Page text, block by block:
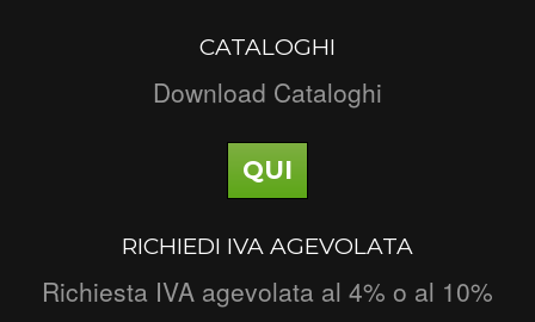
CATALOGHI
Download Cataloghi
QUI
RICHIEDI IVA AGEVOLATA
Richiesta IVA agevolata al 4% o al 10%